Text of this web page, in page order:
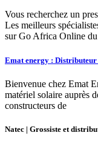
Vous recherchez un
Les meilleurs
sur Go Africa Online
Emat energy : Distributeur
Bienvenue chez Emat
matériel solaire auprès
constructeurs de
Natec | Grossiste et